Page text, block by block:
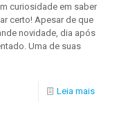
curiosidade em saber
certo! Apesar de que
novidade, dia após
Uma de suas
Leia mais